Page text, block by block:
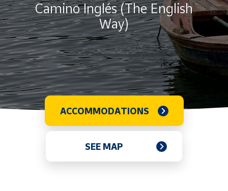
Camino Inglés (The English
Way)
ACCOMMODATIONS
SEE MAP